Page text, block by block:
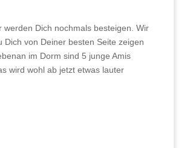
werden Dich nochmals besteigen. Wir
Dich von Deiner besten Seite zeigen
im Dorm sind 5 junge Amis
wird wohl ab jetzt etwas lauter